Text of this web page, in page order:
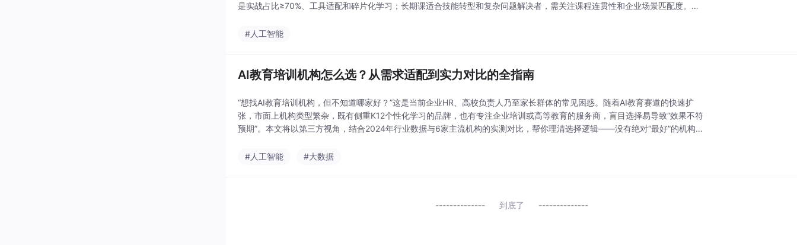
是实战占比≥70%、工具适配和碎片化学习；长期课适合技能转型和复杂问题解决者，需关注课程连贯性和企业场景匹配度。选
#人工智能
AI教育培训机构怎么选？从需求适配到实力对比的全指南
“想找AI教育培训机构，但不知道哪家好？”这是当前企业HR、高校负责人乃至家长群体的常见困惑。随着AI教育赛道的快速扩
张，市面上机构类型繁杂，既有侧重K12个性化学习的品牌，也有专注企业培训或高等教育的服务商，盲目选择易导致“效果不符
预期”。本文将以第三方视角，结合2024年行业数据与6家主流机构的实测对比，帮你理清选择逻辑——没有绝对“最好”的机构，
#人工智能
#大数据
到底了